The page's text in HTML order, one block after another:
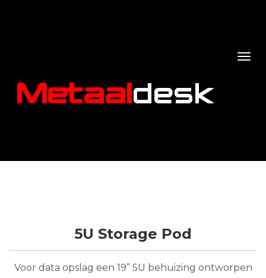
5U Storage Pod
Voor data opslag een 19” 5U behuizing ontworpen